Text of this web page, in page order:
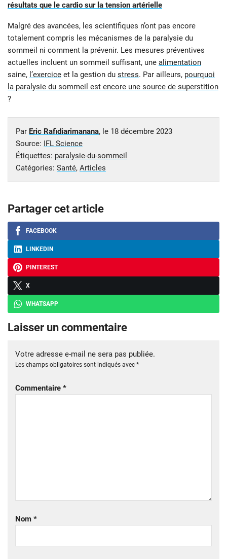
résultats que le cardio sur la tension artérielle
Malgré des avancées, les scientifiques n’ont pas encore
totalement compris les mécanismes de la paralysie du
sommeil ni comment la prévenir. Les mesures préventives
actuelles incluent un sommeil suffisant, une alimentation
saine, l’exercice et la gestion du stress. Par ailleurs, pourquoi
la paralysie du sommeil est encore une source de superstition
?
Par Eric Rafidiarimanana, le 18 décembre 2023
Source: IFL Science
Étiquettes: paralysie-du-sommeil
Catégories: Santé, Articles
Partager cet article
FACEBOOK
LINKEDIN
PINTEREST
X
WHATSAPP
Laisser un commentaire
Votre adresse e-mail ne sera pas publiée.
Les champs obligatoires sont indiqués avec *
Commentaire *
Nom *